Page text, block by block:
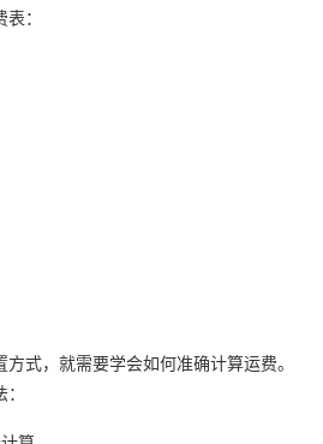
：
式，就需要学会如何准确计算运费。